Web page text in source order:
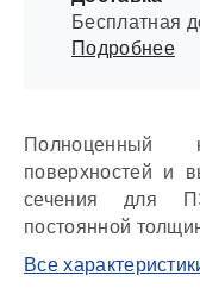
Полноценный
поверхностей и
сечения для
постоянной
Все
Бесплатная
Подробнее